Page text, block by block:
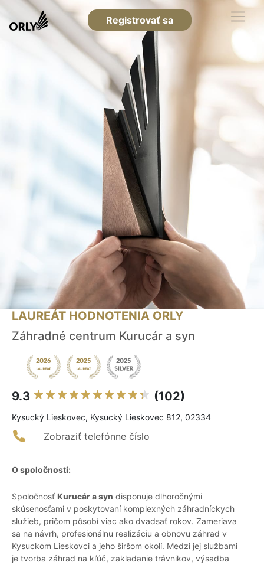
Registrovať sa
LAUREÁT HODNOTENIA ORLY
Záhradné centrum Kurucár a syn
9.3 (102)
Kysucký Lieskovec, Kysucký Lieskovec 812, 02334
Zobraziť telefónne číslo
O spoločnosti:
Spoločnosť Kurucár a syn disponuje dlhoročnými
skúsenosťami v poskytovaní komplexných záhradníckych
služieb, pričom pôsobí viac ako dvadsať rokov. Zameriava
sa na návrh, profesionálnu realizáciu a obnovu záhrad v
Kysuckom Lieskovci a jeho širšom okolí. Medzi jej službami
je tvorba záhrad na kľúč, zakladanie trávnikov, výsadba